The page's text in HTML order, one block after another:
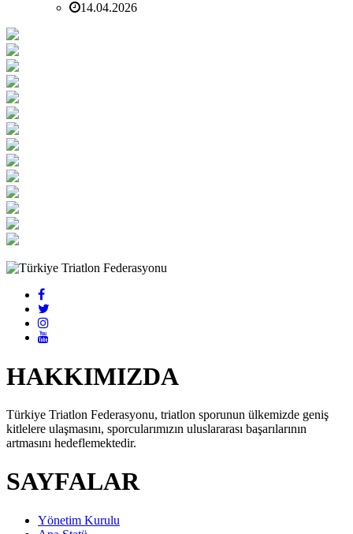
14.04.2026
HAKKIMIZDA
Türkiye Triatlon Federasyonu, triatlon sporunun ülkemizde geniş
kitlelere ulaşmasını, sporcularımızın uluslararası başarılarının
artmasını hedeflemektedir.
SAYFALAR
Yönetim Kurulu